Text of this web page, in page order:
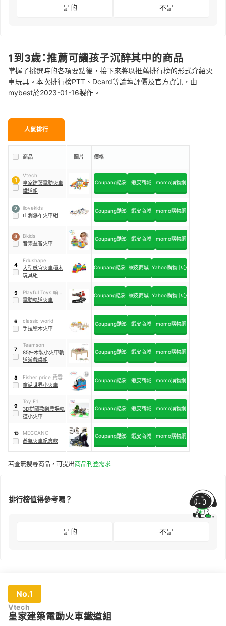
是的 不是
1到3歲：推薦可讓孩子沉醉其中的商品
掌握了挑選時的各項要點後，接下來將以推薦排行榜的形式介紹火
車玩具。本次排行榜PTT、Dcard等論壇評價及官方資訊，由
mybest於2023-01-16製作。
人氣排行
商品 圖片 價格
1
Vtech
皇家建築電動火車
鐵道組
Coupang酷澎 蝦皮商城 momo購物網
2
ilovekids
山澗瀑布火車組
Coupang酷澎 蝦皮商城 momo購物網
3
Bkids
音樂益智火車
Coupang酷澎 蝦皮商城 momo購物網
4
Edushape
大型感官火車積木
玩具組
Coupang酷澎 蝦皮商城 Yahoo購物中心
5
Playful Toys 頑玩
具
電動軌道火車
Coupang酷澎 蝦皮商城 Yahoo購物中心
6
classic world
手拉積木火車
Coupang酷澎 蝦皮商城 momo購物網
7
Teamson
85件木製小火車軌
道遊戲桌組
Coupang酷澎 蝦皮商城 momo購物網
8
Fisher price 費雪
童話世界小火車
Coupang酷澎 蝦皮商城 momo購物網
9
Toy F1
3D拼圖歡樂農場軌
道小火車
Coupang酷澎 蝦皮商城 momo購物網
10
MECCANO
蒸氣火車紀念款
Coupang酷澎 蝦皮商城 momo購物網
若查無搜尋商品，可提出商品刊登需求
排行榜值得參考嗎？
是的 不是
No.1
Vtech
皇家建築電動火車鐵道組